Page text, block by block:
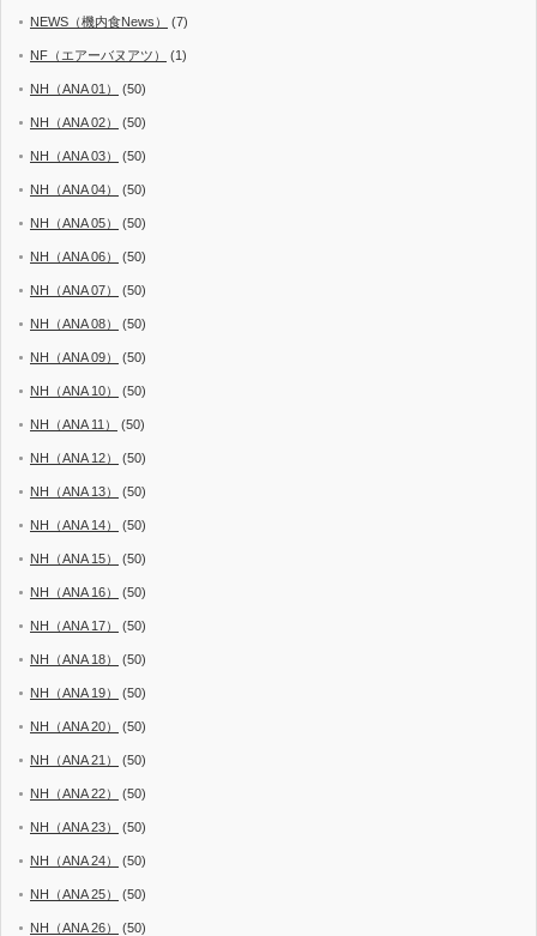
NEWS（機内食News） (7)
NF（エアーバヌアツ） (1)
NH（ANA 01） (50)
NH（ANA 02） (50)
NH（ANA 03） (50)
NH（ANA 04） (50)
NH（ANA 05） (50)
NH（ANA 06） (50)
NH（ANA 07） (50)
NH（ANA 08） (50)
NH（ANA 09） (50)
NH（ANA 10） (50)
NH（ANA 11） (50)
NH（ANA 12） (50)
NH（ANA 13） (50)
NH（ANA 14） (50)
NH（ANA 15） (50)
NH（ANA 16） (50)
NH（ANA 17） (50)
NH（ANA 18） (50)
NH（ANA 19） (50)
NH（ANA 20） (50)
NH（ANA 21） (50)
NH（ANA 22） (50)
NH（ANA 23） (50)
NH（ANA 24） (50)
NH（ANA 25） (50)
NH（ANA 26） (50)